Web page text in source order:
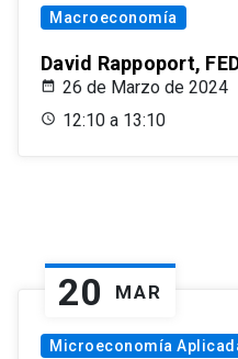
Macroeconomía
David Rappoport,
26 de Marzo de 2024
12:10 a 13:10
20 MAR
Microeconomía